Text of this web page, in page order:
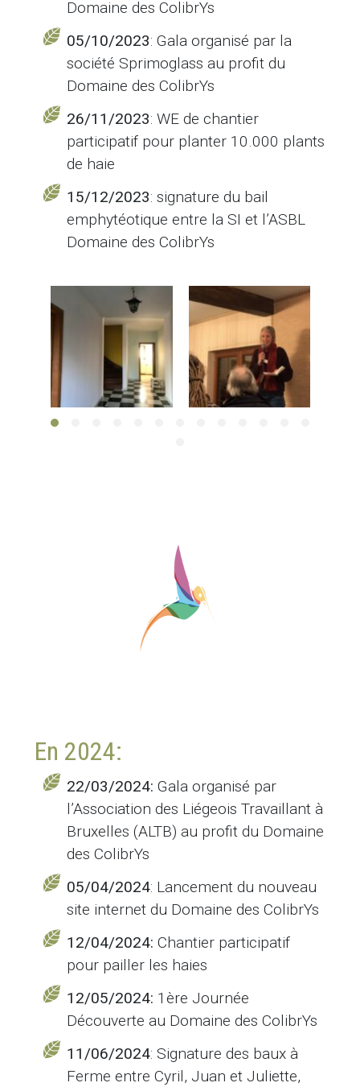
Domaine des ColibrYs
05/10/2023: Gala organisé par la
société Sprimoglass au profit du
Domaine des ColibrYs
26/11/2023: WE de chantier
participatif pour planter 10.000 plants
de haie
15/12/2023: signature du bail
emphytéotique entre la SI et l’ASBL
Domaine des ColibrYs
En 2024:
22/03/2024: Gala organisé par
l’Association des Liégeois Travaillant à
Bruxelles (ALTB) au profit du Domaine
des ColibrYs
05/04/2024: Lancement du nouveau
site internet du Domaine des ColibrYs
12/04/2024: Chantier participatif
pour pailler les haies
12/05/2024: 1ère Journée
Découverte au Domaine des ColibrYs
11/06/2024: Signature des baux à
Ferme entre Cyril, Juan et Juliette,